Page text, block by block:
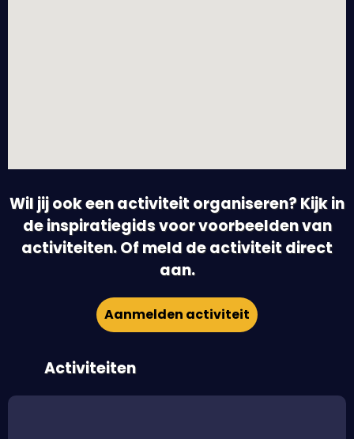
Wil jij ook een activiteit organiseren? Kijk in
de inspiratiegids voor voorbeelden van
activiteiten. Of meld de activiteit direct
aan.
Aanmelden activiteit
Activiteiten